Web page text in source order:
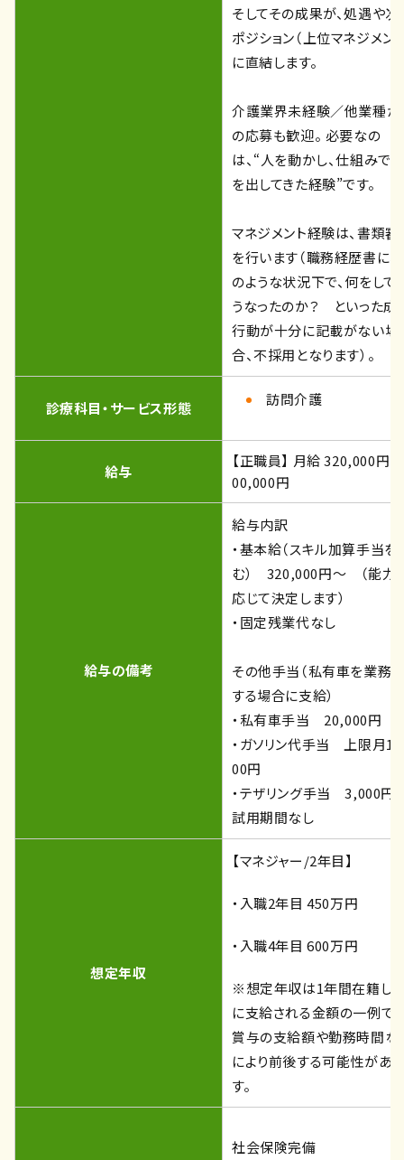
そしてその成果が、処遇や次
ポジション（上位マネジメン
に直結します。
介護業界未経験／他業種か
の応募も歓迎。 必要なの
は、“人を動かし、仕組みで
を出してきた経験”です。
マネジメント経験は、書類審
を行います（職務経歴書に、
のような状況下で、何をして
うなったのか？ といった成
行動が十分に記載がない場
合、不採用となります）。
診療科目・サービス形態 訪問介護
給与
【正職員】 月給 320,000円
00,000円
給与の備考
給与内訳
・基本給（スキル加算手当を
む） 320,000円～ （能力
応じて決定します）
・固定残業代なし
その他手当（私有車を業務
する場合に支給）
・私有車手当 20,000円
・ガソリン代手当 上限月
00円
・テザリング手当 3,000円
試用期間なし
想定年収
【マネジャー/2年目】
・入職2年目 450万円
・入職4年目 600万円
※想定年収は1年間在籍し
に支給される金額の一例です
賞与の支給額や勤務時間な
により前後する可能性があ
す。
社会保険完備